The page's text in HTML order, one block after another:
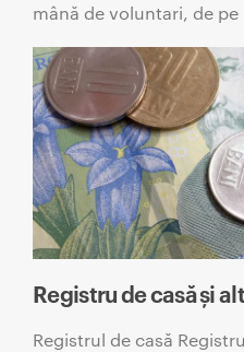
mână de voluntari, de
Registru de casă și
Registrul de casă